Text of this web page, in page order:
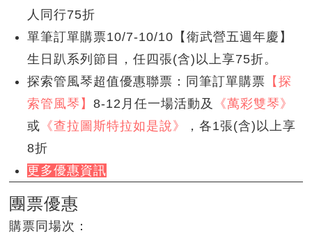
人同行75折
單筆訂單購票10/7-10/10【衛武營五週年慶】
生日趴系列節目，任四張(含)以上享75折。
探索管風琴超值優惠聯票：同筆訂單購票 【探
索管風琴】8-12月任一場活動及
《萬彩雙琴》
或 《查拉圖斯特拉如是說》
，各1張(含)以上享
8折
更多優惠資訊
團票優惠
購票同場次：